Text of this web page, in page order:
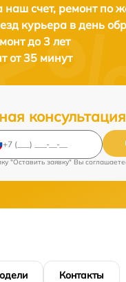
наш счет, ремонт по
курьера в день
до 3 лет
от 35 минут
"Оставить заявку" Вы
Контакты